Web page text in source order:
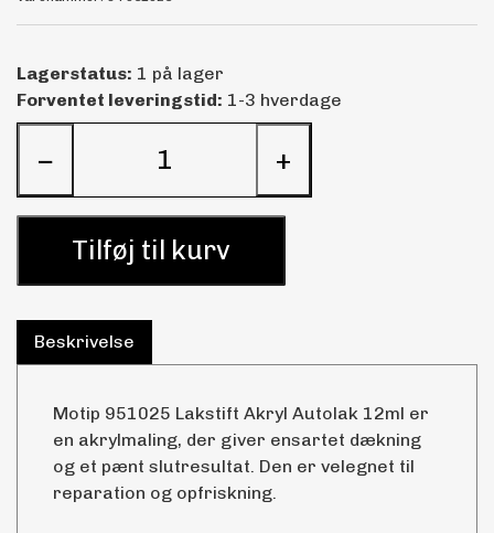
Lagerstatus: 1 på lager
Forventet leveringstid: 1-3 hverdage
− +
Tilføj til kurv
Beskrivelse
Motip 951025 Lakstift Akryl Autolak 12ml er
en akrylmaling, der giver ensartet dækning
og et pænt slutresultat. Den er velegnet til
reparation og opfriskning.